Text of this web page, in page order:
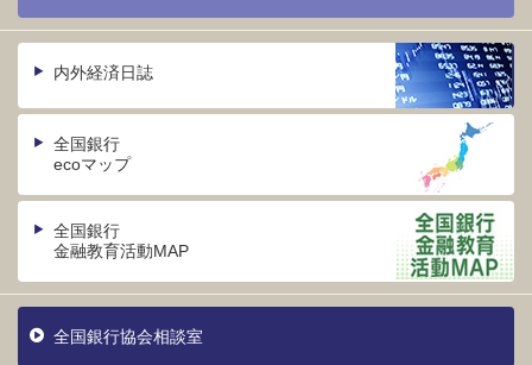
内外経済日誌
全国銀行
ecoマップ
全国銀行
金融教育活動MAP
全国銀行協会相談室